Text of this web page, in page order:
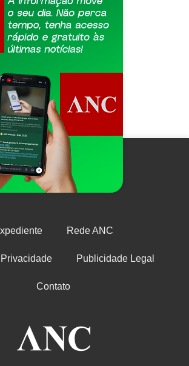
Rede ANC
Publicidade Legal
Contato